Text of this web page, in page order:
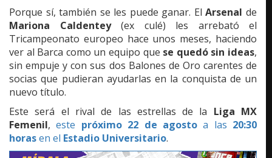
Porque sí, también se les puede ganar. ElArsenal de
Mariona Caldentey(ex culé) les arrebató el
Tricampeonato europeo hace unos meses, haciendo
ver al Barca como un equipo que se quedó sin ideas,
sin empuje y con sus dos Balones de Oro carentes de
socias que pudieran ayudarlas en la conquista de un
nuevo título.
Este será el rival de las estrellas de la Liga MX
Femenil,este próximo 22 de agostoa las 20:30
horasen el Estadio Universitario.